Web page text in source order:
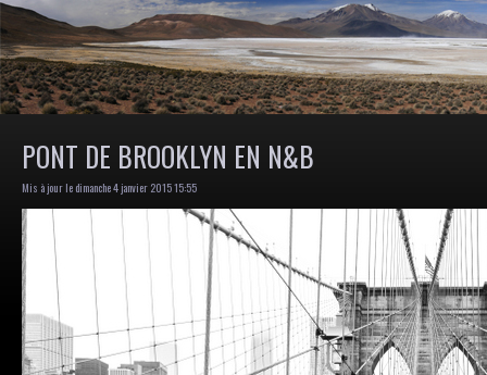
PONT DE BROOKLYN EN N&B
Mis à jour le dimanche 4 janvier 2015 15:55